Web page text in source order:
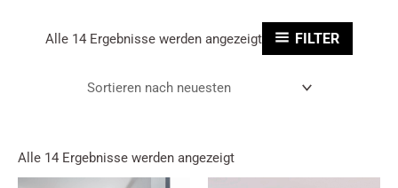
Alle 14 Ergebnisse werden angezeigt FILTER
Alle 14 Ergebnisse werden angezeigt